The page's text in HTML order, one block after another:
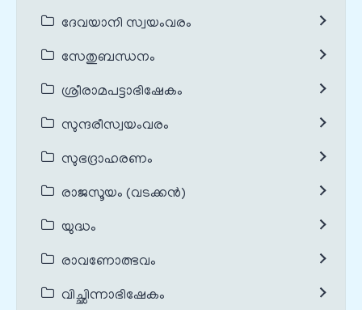
ദേവയാനി സ്വയംവരം
സേതുബന്ധനം
ശ്രീരാമപട്ടാഭിഷേകം
സുന്ദരീസ്വയംവരം
സുഭദ്രാഹരണം
രാജസൂയം (വടക്കൻ)
യുദ്ധം
രാവണോത്ഭവം
വിച്ഛിന്നാഭിഷേകം